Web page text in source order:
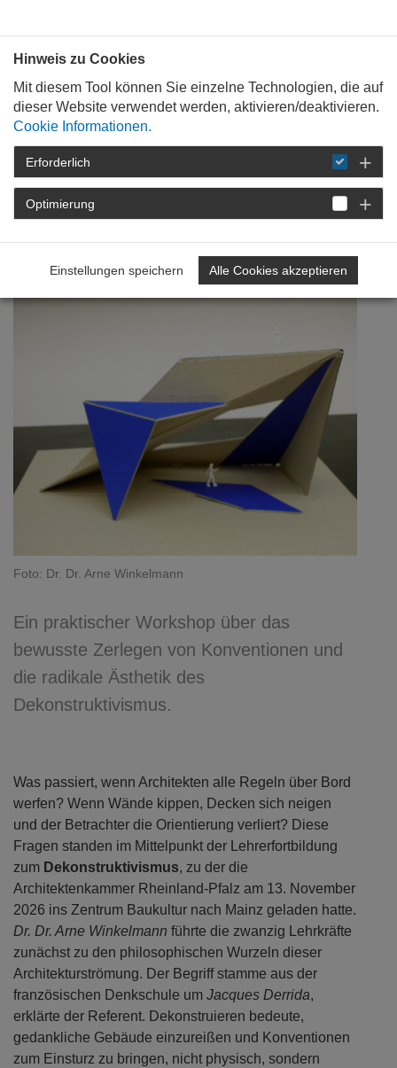
STARTSEITE DETAIL
Dekonstruktivismus
Foto: Dr. Dr. Arne Winkelmann
Ein praktischer Workshop über das
bewusste Zerlegen von Konventionen und
die radikale Ästhetik des
Dekonstruktivismus.
Was passiert, wenn Architekten alle Regeln über Bord
werfen? Wenn Wände kippen, Decken sich neigen
und der Betrachter die Orientierung verliert? Diese
Fragen standen im Mittelpunkt der Lehrerfortbildung
zum Dekonstruktivismus, zu der die
Architektenkammer Rheinland-Pfalz am 13. November
2026 ins Zentrum Baukultur nach Mainz geladen hatte.
Dr. Dr. Arne Winkelmann führte die zwanzig Lehrkräfte
zunächst zu den philosophischen Wurzeln dieser
Architekturströmung. Der Begriff stamme aus der
französischen Denkschule um Jacques Derrida,
erklärte der Referent. Dekonstruieren bedeute,
gedankliche Gebäude einzureißen und Konventionen
zum Einsturz zu bringen, nicht physisch, sondern
Hinweis zu Cookies
Mit diesem Tool können Sie einzelne Technologien, die auf
dieser Website verwendet werden, aktivieren/deaktivieren.
Cookie Informationen.
Erforderlich
Optimierung
Einstellungen speichern Alle Cookies akzeptieren